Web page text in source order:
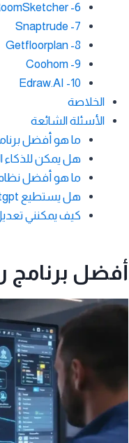
-6
Snaptrude -7
Getfloorplan -8
Coohom -9
Edraw.AI -10
الخلاصة
الأسئلة الشائعة
ما هو أفضل
هل يمكن للذكاء
ما هو أفضل
هل يستطيع Chatgpt رسم المخططات المعمارية؟
كيف يمكنني
أفضل برنامج